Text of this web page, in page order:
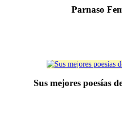
Parnaso
Sus mejores poesías